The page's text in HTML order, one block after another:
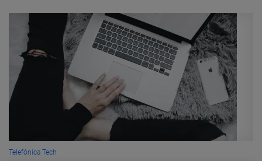
Telefónica Tech